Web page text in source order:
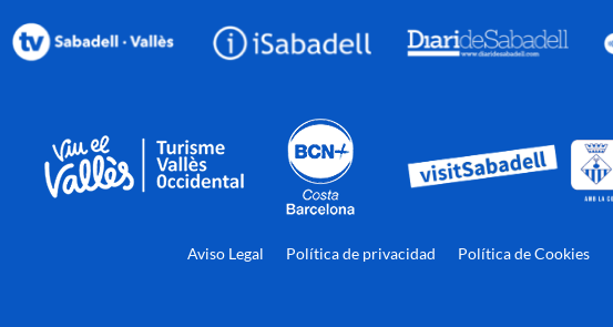
Aviso Legal Política de privacidad Política de Cookies